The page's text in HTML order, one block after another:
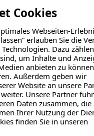
Cookies
Webseiten-
erlauben Sie die
Dazu
um Inhalte und
anbieten zu
Außerdem geben wir
Website an unsere
Unsere Partner
Daten zusammen, die
Ihrer Nutzung der
finden Sie in unseren
es uns, die
Durchfeuchtung
haben. Das
exakte
in diesem frühen
Checklisten